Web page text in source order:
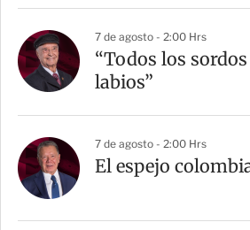
7 de agosto - 2:00 Hrs
“Todos los
labios”
7 de agosto - 2:00 Hrs
El espejo